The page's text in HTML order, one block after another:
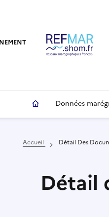
Données
Accueil Détail Des
Détail